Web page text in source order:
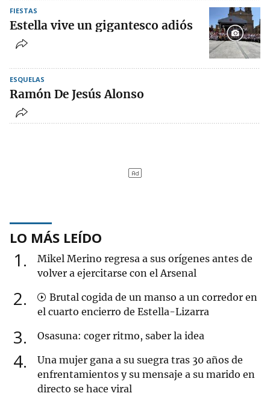
FIESTAS
Estella vive un gigantesco adiós
ESQUELAS
Ramón De Jesús Alonso
LO MÁS LEÍDO
1
Mikel Merino regresa a sus orígenes antes de
volver a ejercitarse con el Arsenal
2
Brutal cogida de un manso a un corredor en
el cuarto encierro de Estella-Lizarra
3 Osasuna: coger ritmo, saber la idea
4
Una mujer gana a su suegra tras 30 años de
enfrentamientos y su mensaje a su marido en
directo se hace viral